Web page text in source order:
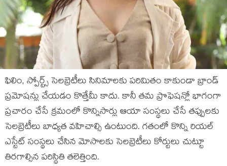
ఫిలిం, స్పోర్ట్స్ సెలబ్రెటీలు సినిమాలకు పరిమితం కాకుండా బ్రాండ్
ప్రమోషన్లు చేయడం కొత్తేమీ కాదు. కానీ తమ ప్రొఫెషన్లో భాగంగా
ప్రచారం చేసే క్రమంలో కొన్నిసార్లు ఆయా సంస్థలు చేసే తప్పులకు
సెలబ్రెటీలు బాధ్యత వహిచాల్సి ఉంటుంది. గతంలో కొన్ని రియల్
ఎస్టేట్ సంస్థలు చేసిన మోసాలకు సెలబ్రెటీలు కోర్టులు చుట్టూ
తిరగాల్సిన పరిస్థితి తలెత్తింది.